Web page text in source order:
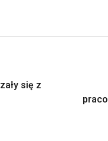
się z